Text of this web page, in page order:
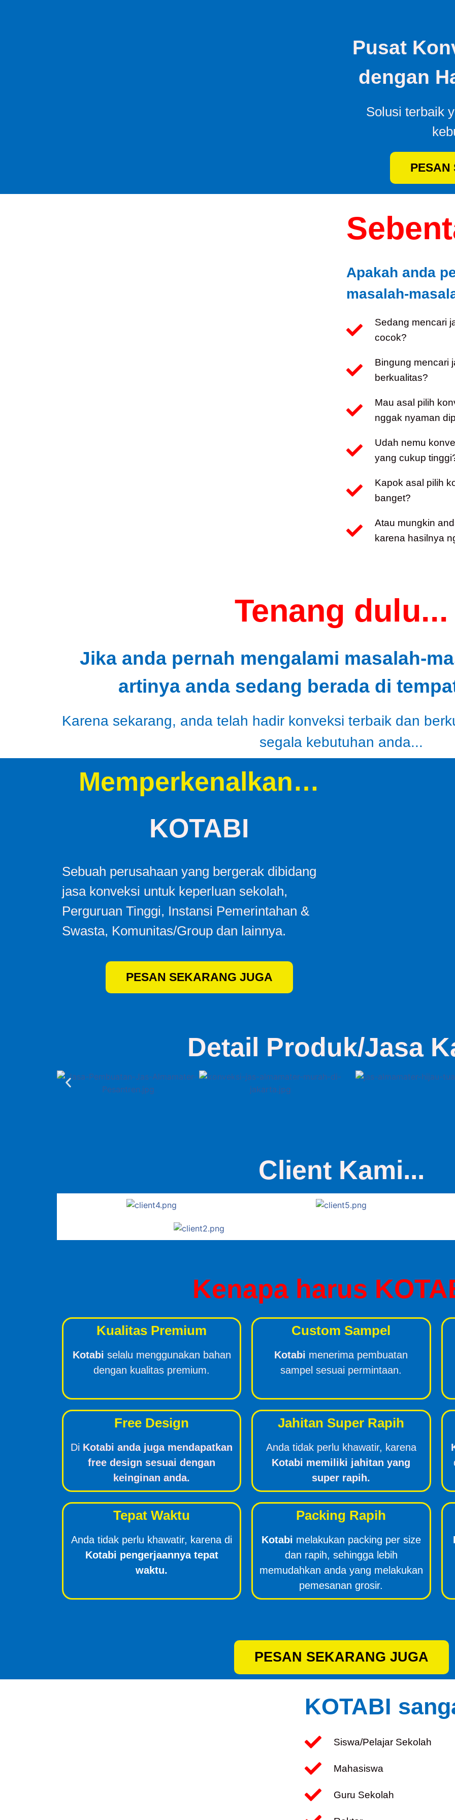
Pusat
dengan
Solusi terbaik
PESAN
Apakah anda
masalah-
Sedang mencari
cocok?
Bingung mencari
berkualitas?
Mau asal pilih
nggak nyaman
Udah nemu
yang cukup
Kapok asal pilih
banget?
Atau mungkin
karena hasilnya
Tenang dulu...
Jika anda pernah mengalami masalah-
artinya anda sedang berada di
Karena sekarang, anda telah hadir konveksi terbaik dan
segala kebutuhan anda...
Memperkenalkan…
KOTABI
Sebuah perusahaan yang bergerak dibidang
jasa konveksi untuk keperluan sekolah,
Perguruan Tinggi, Instansi Pemerintahan &
Swasta, Komunitas/Group dan lainnya.
PESAN SEKARANG JUGA
Detail Produk/Jasa
Client Kami...
Kenapa harus
Kualitas Premium
Kotabi selalu menggunakan bahan
dengan kualitas premium.
Custom Sampel
Kotabi menerima pembuatan
sampel sesuai permintaan.
Free Design
Di Kotabi anda juga mendapatkan
free design sesuai dengan
keinginan anda.
Jahitan Super Rapih
Anda tidak perlu khawatir, karena
Kotabi memiliki jahitan yang
super rapih.
Tepat Waktu
Anda tidak perlu khawatir, karena di
Kotabi pengerjaannya tepat
waktu.
Packing Rapih
Kotabi melakukan packing per size
dan rapih, sehingga lebih
memudahkan anda yang melakukan
pemesanan grosir.
PESAN SEKARANG JUGA
KOTABI
Siswa/Pelajar Sekolah
Mahasiswa
Guru Sekolah